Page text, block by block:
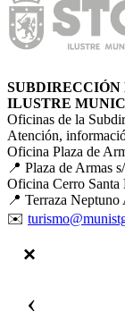
SUBDIRECCIÓN
ILUSTRE
Oficinas de la
Atención,
Oficina Plaza de
📍 Plaza de Armas
Oficina Cerro Santa
📍 Terraza
✉️
‹